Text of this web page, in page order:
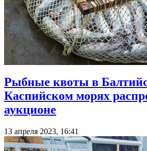
Рыбные квоты в
Каспийском морях
аукционе
13 апреля 2023, 16:41